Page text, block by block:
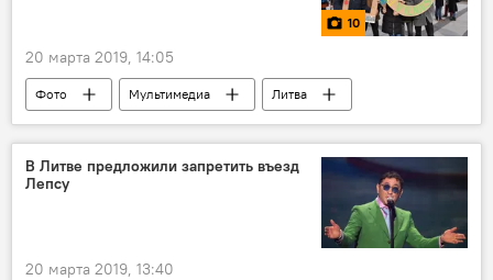
10
20 марта 2019, 14:05
Фото Мультимедиа
Литва
глобальное потепление
экология
В Литве предложили запретить въезд
Лепсу
20 марта 2019, 13:40